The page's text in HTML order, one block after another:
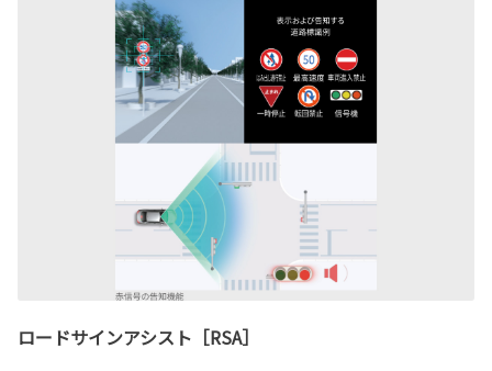
ロードサインアシスト［RSA］